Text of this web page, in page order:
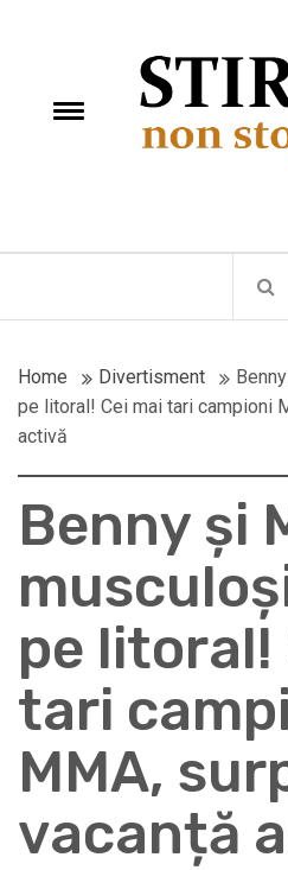
Toggle
Home Divertisment
pe litoral! Cei mai tari campioni
activă
Benny și
pe litoral!
tari
MMA,
vacanță